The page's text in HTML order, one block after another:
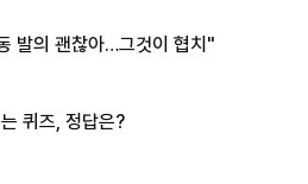
발의 괜찮아…그것이 협치"
퀴즈, 정답은?